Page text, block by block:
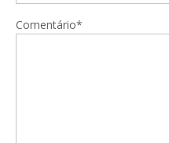
Comentário*